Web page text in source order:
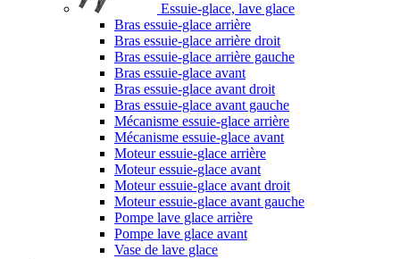
Essuie-glace, lave glace
Bras essuie-glace arrière
Bras essuie-glace arrière droit
Bras essuie-glace arrière gauche
Bras essuie-glace avant
Bras essuie-glace avant droit
Bras essuie-glace avant gauche
Mécanisme essuie-glace arrière
Mécanisme essuie-glace avant
Moteur essuie-glace arrière
Moteur essuie-glace avant
Moteur essuie-glace avant droit
Moteur essuie-glace avant gauche
Pompe lave glace arrière
Pompe lave glace avant
Vase de lave glace